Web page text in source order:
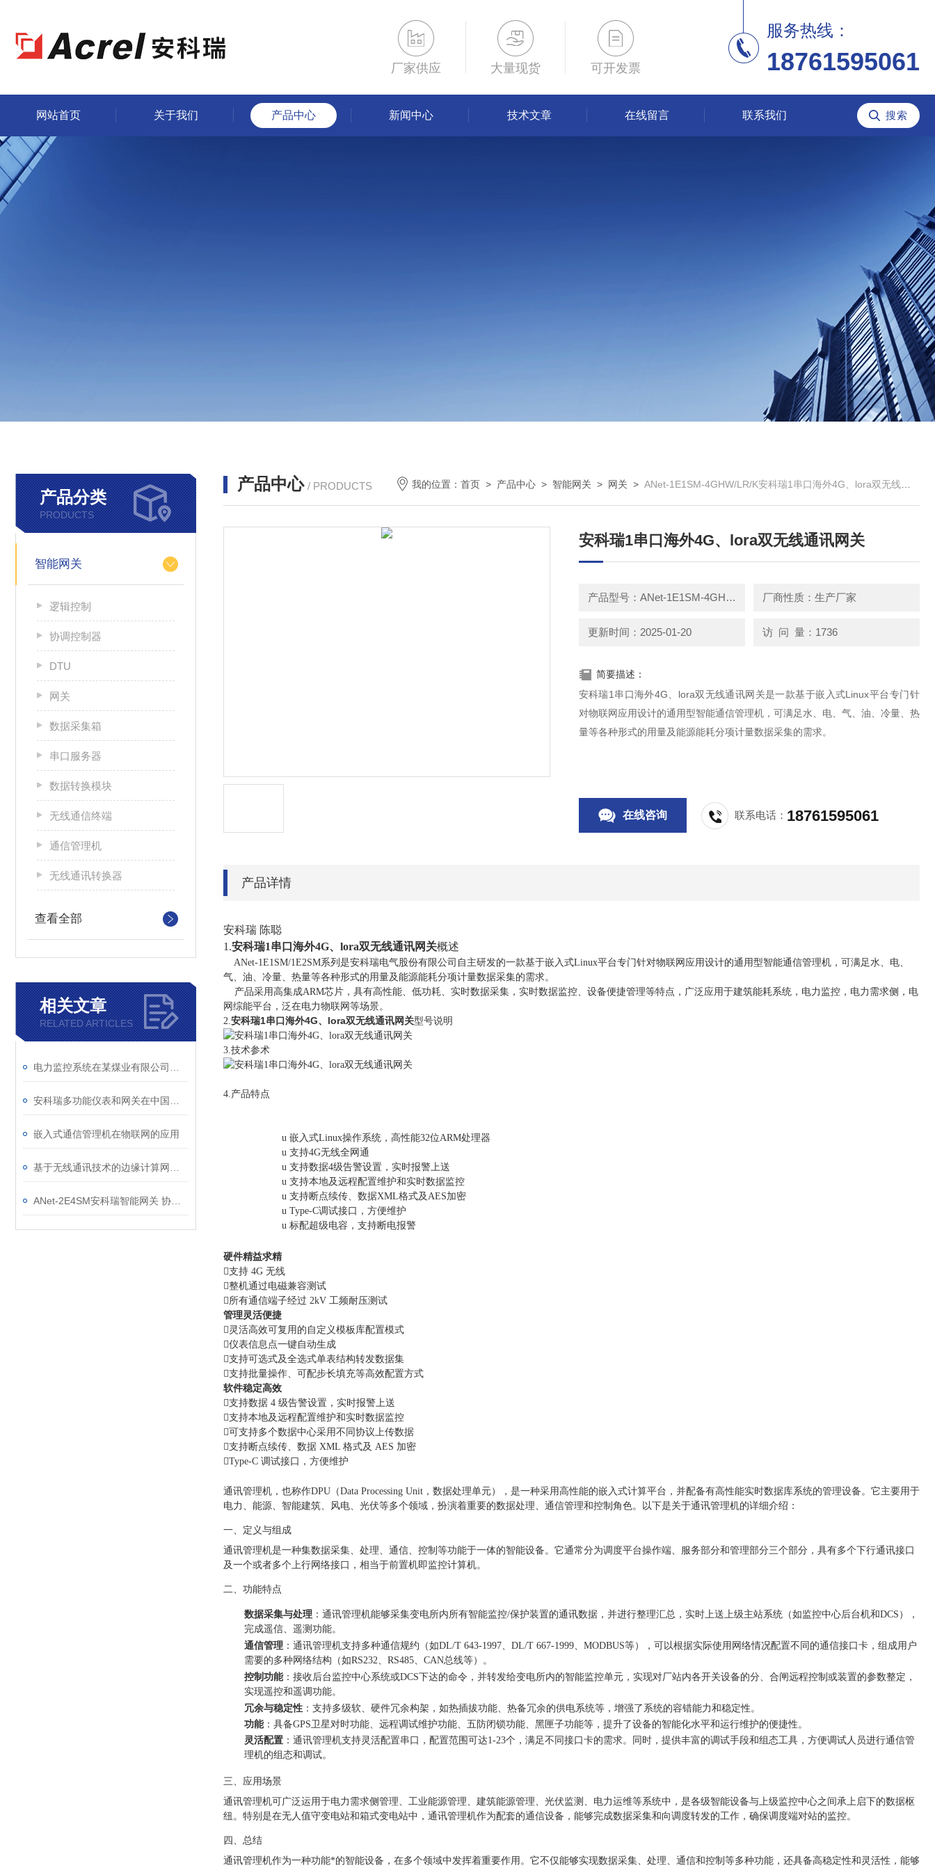
厂家供应 大量现货 可开发票
服务热线：
18761595061
网站首页 关于我们 产品中心 新闻中心 技术文章 在线留言 联系我们
产品分类
PRODUCTS
智能网关
逻辑控制
协调控制器
DTU
网关
数据采集箱
串口服务器
数据转换模块
无线通信终端
通信管理机
无线通讯转换器
查看全部
相关文章
RELATED ARTICLES
嵌入式通信管理机在物联网的应用
产品中心 / PRODUCTS 我的位置：首页 > 产品中心 > 智能网关 > 网关 >ANet-1E1SM-4GHW/LR/K安科瑞1串口海外4G、lora双无线通讯网关
安科瑞1串口海外4G、lora双无线通讯网关
产品型号：ANet-1E1SM-4GHW/LR/K 厂商性质：生产厂家
更新时间：2025-01-20 访 问 量：1736
简要描述：
安科瑞1串口海外4G、lora双无线通讯网关是一款基于嵌入式Linux平台专门针
对物联网应用设计的通用型智能通信管理机，可满足水、电、气、油、冷量、热
量等各种形式的用量及能源能耗分项计量数据采集的需求。
在线咨询 联系电话： 18761595061
产品详情
安科瑞 陈聪
1.安科瑞1串口海外4G、lora双无线通讯网关概述
ANet-1E1SM/1E2SM系列是安科瑞电气股份有限公司自主研发的一款基于嵌入式Linux平台专门针对物联网应用设计的通用型智能通信管理机，可满足水、电、
气、油、冷量、热量等各种形式的用量及能源能耗分项计量数据采集的需求。
产品采用高集成ARM芯片，具有高性能、低功耗、实时数据采集，实时数据监控、设备便捷管理等特点，广泛应用于建筑能耗系统，电力监控，电力需求侧，电
网综能平台，泛在电力物联网等场景。
2.安科瑞1串口海外4G、lora双无线通讯网关型号说明
3.技术参术
4.产品特点
u 嵌入式Linux操作系统，高性能32位ARM处理器
u 支持4G无线全网通
u 支持数据4级告警设置，实时报警上送
u 支持本地及远程配置维护和实时数据监控
u 支持断点续传、数据XML格式及AES加密
u Type-C调试接口，方便维护
u 标配超级电容，支持断电报警
硬件精益求精
支持 4G 无线
整机通过电磁兼容测试
所有通信端子经过 2kV 工频耐压测试
管理灵活便捷
 灵活高效可复用的自定义模板库配置模式
仪表信息点一键自动生成
支持可选式及全选式单表结构转发数据集
支持批量操作、可配步长填充等高效配置方式
软件稳定高效
支持数据 4 级告警设置，实时报警上送
支持本地及远程配置维护和实时数据监控
可支持多个数据中心采用不同协议上传数据
支持断点续传、数据 XML 格式及 AES 加密
Type-C 调试接口，方便维护
通讯管理机，也称作DPU（Data Processing Unit，数据处理单元），是一种采用高性能的嵌入式计算平台，并配备有高性能实时数据库系统的管理设备。它主要用于
电力、能源、智能建筑、风电、光伏等多个领域，扮演着重要的数据处理、通信管理和控制角色。以下是关于通讯管理机的详细介绍：
一、定义与组成
通讯管理机是一种集数据采集、处理、通信、控制等功能于一体的智能设备。它通常分为调度平台操作端、服务部分和管理部分三个部分，具有多个下行通讯接口
及一个或者多个上行网络接口，相当于前置机即监控计算机。
二、功能特点
数据采集与处理 ：通讯管理机能够采集变电所内所有智能监控/保护装置的通讯数据，并进行整理汇总，实时上送上级主站系统（如监控中心后台机和DCS），
完成遥信、遥测功能。
通信管理 ：通讯管理机支持多种通信规约（如DL/T 643-1997、DL/T 667-1999、MODBUS等），可以根据实际使用网络情况配置不同的通信接口卡，组成用户
需要的多种网络结构（如RS232、RS485、CAN总线等）。
控制功能：接收后台监控中心系统或DCS下达的命令，并转发给变电所内的智能监控单元，实现对厂站内各开关设备的分、合闸远程控制或装置的参数整定，
实现遥控和遥调功能。
冗余与稳定性 ：支持多级软、硬件冗余构架，如热插拔功能、热备冗余的供电系统等，增强了系统的容错能力和稳定性。
功能：具备GPS卫星对时功能、远程调试维护功能、五防闭锁功能、黑匣子功能等，提升了设备的智能化水平和运行维护的便捷性。
灵活配置 ：通讯管理机支持灵活配置串口，配置范围可达1-23个，满足不同接口卡的需求。同时，提供丰富的调试手段和组态工具，方便调试人员进行通信管
理机的组态和调试。
三、应用场景
通讯管理机可广泛运用于电力需求侧管理、工业能源管理、建筑能源管理、光伏监测、电力运维等系统中，是各级智能设备与上级监控中心之间承上启下的数据枢
纽。特别是在无人值守变电站和箱式变电站中，通讯管理机作为配套的通信设备，能够完成数据采集和向调度转发的工作，确保调度端对站的监控。
四、总结
通讯管理机作为一种功能*的智能设备，在多个领域中发挥着重要作用。它不仅能够实现数据采集、处理、通信和控制等多种功能，还具备高稳定性和灵活性，能够